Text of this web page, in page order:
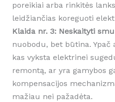
poreikiai arba rinkitės
leidžiančias koreguoti
Klaida nr. 3: Neskaityti
nuobodu, bet būtina.
kas vyksta elektrinei
remontą, ar yra gamybos
kompensacijos
mažiau nei pažadėta.